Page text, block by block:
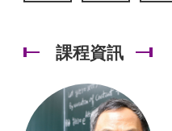
課程資訊